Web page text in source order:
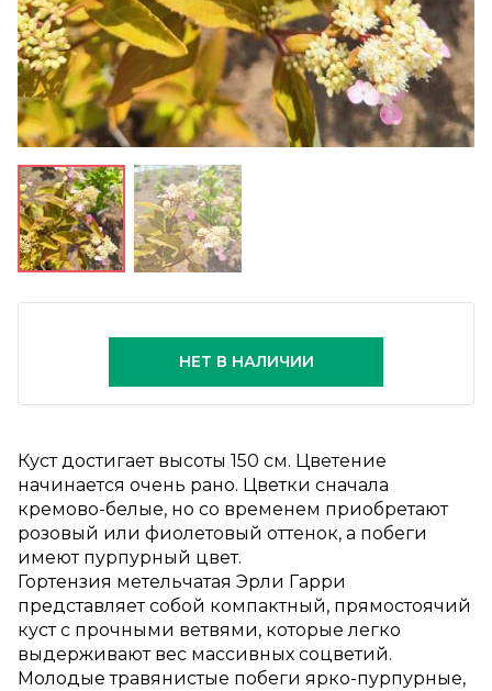
НЕТ В НАЛИЧИИ
Куст достигает высоты 150 см. Цветение
начинается очень рано. Цветки сначала
кремово-белые, но со временем приобретают
розовый или фиолетовый оттенок, а побеги
имеют пурпурный цвет.
Гортензия метельчатая Эрли Гарри
представляет собой компактный, прямостоячий
куст с прочными ветвями, которые легко
выдерживают вес массивных соцветий.
Молодые травянистые побеги ярко-пурпурные,